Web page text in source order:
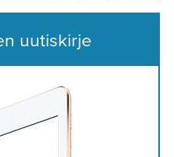
uutiskirje